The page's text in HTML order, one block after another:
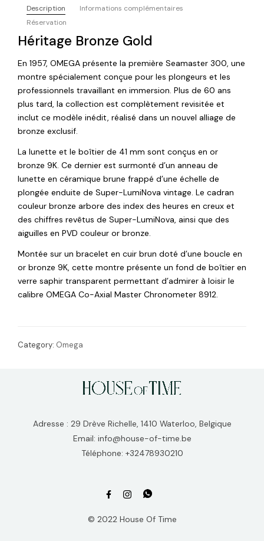
Description
Informations complémentaires
Réservation
Héritage Bronze Gold
En 1957, OMEGA présente la première Seamaster 300, une
montre spécialement conçue pour les plongeurs et les
professionnels travaillant en immersion. Plus de 60 ans
plus tard, la collection est complètement revisitée et
inclut ce modèle inédit, réalisé dans un nouvel alliage de
bronze exclusif.
La lunette et le boîtier de 41 mm sont conçus en or
bronze 9K. Ce dernier est surmonté d’un anneau de
lunette en céramique brune frappé d’une échelle de
plongée enduite de Super-LumiNova vintage. Le cadran
couleur bronze arbore des index des heures en creux et
des chiffres revêtus de Super-LumiNova, ainsi que des
aiguilles en PVD couleur or bronze.
Montée sur un bracelet en cuir brun doté d’une boucle en
or bronze 9K, cette montre présente un fond de boîtier en
verre saphir transparent permettant d’admirer à loisir le
calibre OMEGA Co-Axial Master Chronometer 8912.
Category: Omega
Adresse : 29 Drève Richelle, 1410 Waterloo, Belgique
Email: info@house-of-time.be
Téléphone: +32478930210
© 2022 House Of Time